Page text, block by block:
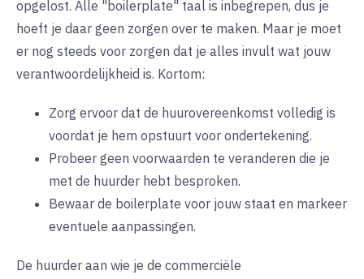
opgelost. Alle "boilerplate" taal is inbegrepen, dus je
hoeft je daar geen zorgen over te maken. Maar je moet
er nog steeds voor zorgen dat je alles invult wat jouw
verantwoordelijkheid is. Kortom:
Zorg ervoor dat de huurovereenkomst volledig is
voordat je hem opstuurt voor ondertekening.
Probeer geen voorwaarden te veranderen die je
met de huurder hebt besproken.
Bewaar de boilerplate voor jouw staat en markeer
eventuele aanpassingen.
De huurder aan wie je de commerciële